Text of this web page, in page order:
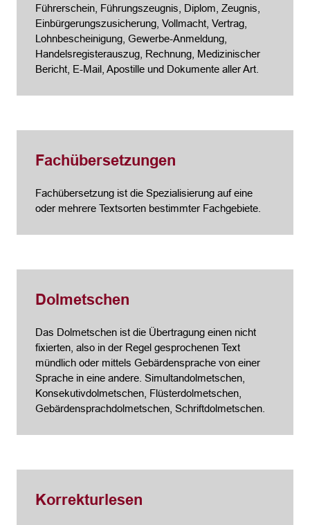
Führerschein, Führungszeugnis, Diplom, Zeugnis,
Einbürgerungszusicherung, Vollmacht, Vertrag,
Lohnbescheinigung, Gewerbe-Anmeldung,
Handelsregisterauszug, Rechnung, Medizinischer
Bericht, E-Mail, Apostille und Dokumente aller Art.
Fachübersetzungen
Fachübersetzung ist die Spezialisierung auf eine
oder mehrere Textsorten bestimmter Fachgebiete.
Dolmetschen
Das Dolmetschen ist die Übertragung einen nicht
fixierten, also in der Regel gesprochenen Text
mündlich oder mittels Gebärdensprache von einer
Sprache in eine andere. Simultandolmetschen,
Konsekutivdolmetschen, Flüsterdolmetschen,
Gebärdensprachdolmetschen, Schriftdolmetschen.
Korrekturlesen